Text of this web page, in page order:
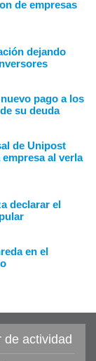
de empresas
dejando
pago a los
su deuda
de Unipost
al verla
declarar el
en el
de actividad